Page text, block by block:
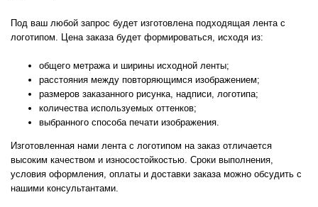
Под ваш любой запрос будет изготовлена подходящая лента с
логотипом. Цена заказа будет формироваться, исходя из:
общего метража и ширины исходной ленты;
расстояния между повторяющимся изображением;
размеров заказанного рисунка, надписи, логотипа;
количества используемых оттенков;
выбранного способа печати изображения.
Изготовленная нами лента с логотипом на заказ отличается
высоким качеством и износостойкостью. Сроки выполнения,
условия оформления, оплаты и доставки заказа можно обсудить с
нашими консультантами.